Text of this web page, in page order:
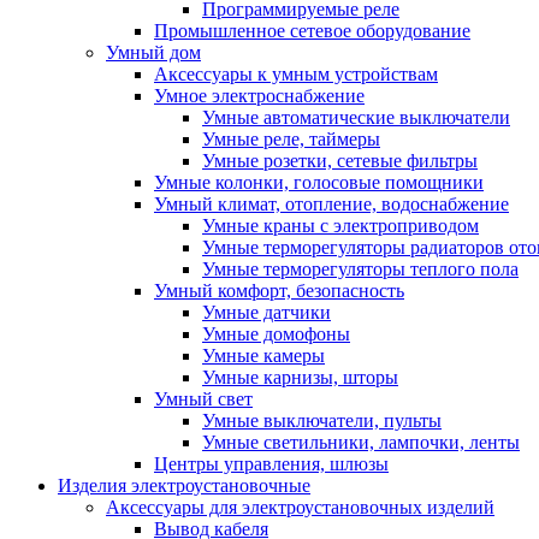
Программируемые реле
Промышленное сетевое оборудование
Умный дом
Аксессуары к умным устройствам
Умное электроснабжение
Умные автоматические выключатели
Умные реле, таймеры
Умные розетки, сетевые фильтры
Умные колонки, голосовые помощники
Умный климат, отопление, водоснабжение
Умные краны с электроприводом
Умные терморегуляторы радиаторов
Умные терморегуляторы теплого пола
Умный комфорт, безопасность
Умные датчики
Умные домофоны
Умные камеры
Умные карнизы, шторы
Умный свет
Умные выключатели, пульты
Умные светильники, лампочки, ленты
Центры управления, шлюзы
Изделия электроустановочные
Аксессуары для электроустановочных изделий
Вывод кабеля